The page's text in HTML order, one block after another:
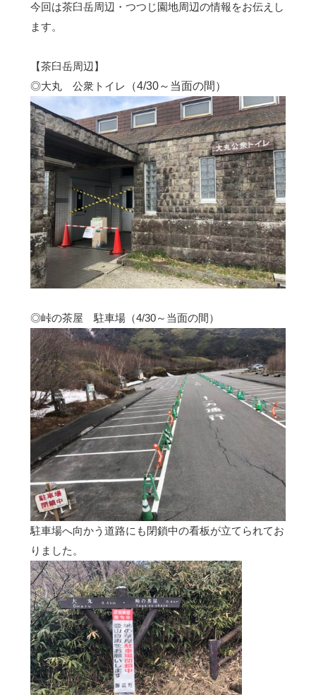
今回は茶臼岳周辺・つつじ園地周辺の情報をお伝えし
ます。
【茶臼岳周辺】
◎大丸 公衆トイレ （4/30～当面の間）
◎峠の茶屋 駐車場（4/30～当面の間）
駐車場へ向かう道路にも閉鎖中の看板が立てられてお
りました。